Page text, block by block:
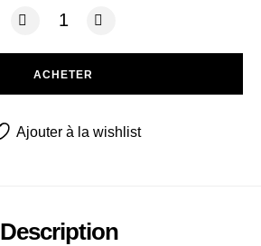
quantité de Tente de jeu
ACHETER
Ajouter à la wishlist
Description